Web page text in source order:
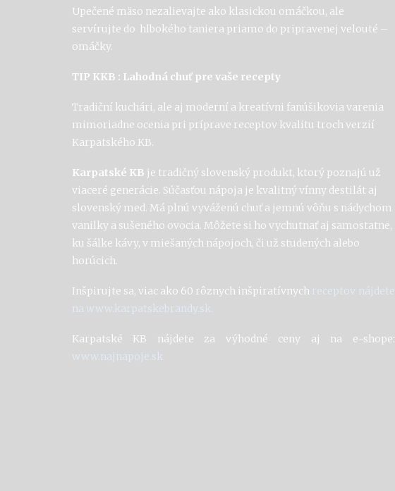
Upečené mäso nezalievajte ako klasickou omáčkou, ale
servírujte do hlbokého taniera priamo do pripravenej velouté –
omáčky.
TIP KKB : Lahodná chuť pre vaše recepty
Tradiční kuchári, ale aj moderní a kreatívni fanúšikovia varenia
mimoriadne ocenia pri príprave receptov kvalitu troch verzií
Karpatského KB.
Karpatské KB je tradičný slovenský produkt, ktorý poznajú už
viaceré generácie. Súčasťou nápoja je kvalitný vínny destilát aj
slovenský med. Má plnú vyváženú chuť a jemnú vôňu s nádychom
vanilky a sušeného ovocia. Môžete si ho vychutnať aj samostatne,
ku šálke kávy, v miešaných nápojoch, či už studených alebo
horúcich.
Inšpirujte sa, viac ako 60 rôznych inšpiratívnych receptov nájdete
na www.karpatskebrandy.sk.
Karpatské KB nájdete za výhodné ceny aj na e-shope:
www.najnapoje.sk